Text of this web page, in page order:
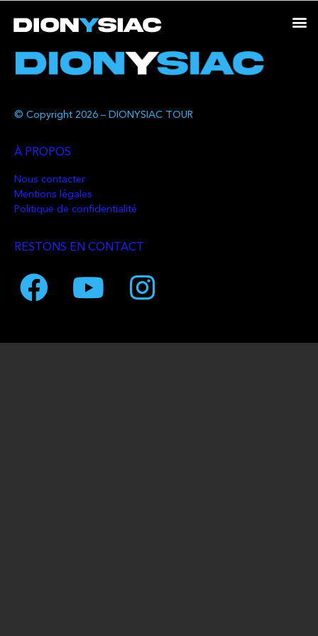
© Copyright 2026 – DIONYSIAC TOUR
À PROPOS
Nous contacter
Mentions légales
Politique de confidentialité
RESTONS EN CONTACT